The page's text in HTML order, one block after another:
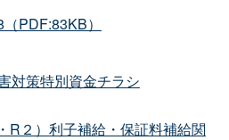
PDF:83KB）
対策特別資金チラシ
R２）利子補給・保証料補給関